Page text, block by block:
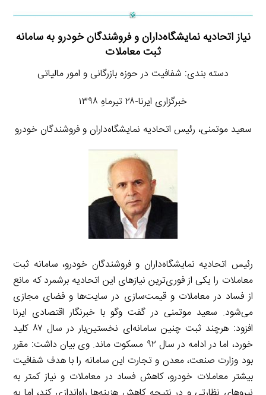
نیاز اتحادیه نمایشگاه‌داران و فروشندگان خودرو به سامانه
ثبت معاملات
دسته بندی: شفافیت در حوزه بازرگانی و امور مالیاتی
خبرگزاری ایرنا-۲۸ تیرماهِ ۱۳۹۸
سعید موتمنی، رئیس اتحادیه نمایشگاه‌داران و فروشندگان خودرو
رئیس اتحادیه نمایشگاه‌داران و فروشندگان خودرو، سامانه ثبت
معاملات را یکی از فوری‌ترین نیازهای این اتحادیه برشمرد که مانع
از فساد در معاملات و قیمت‌سازی در سایت‌ها و فضای مجازی
می‌شود. سعید موتمنی در گفت وگو با خبرنگار اقتصادی ایرنا
افزود: هرچند ثبت چنین سامانه‌ای نخستین‌بار در سال ۸۷ کلید
خورد، اما در ادامه در سال ۹۲ مسکوت ماند. وی بیان داشت: مقرر
بود وزارت صنعت، معدن و تجارت این سامانه را با هدف شفافیت
بیشتر معاملات خودرو، کاهش فساد در معاملات و نیاز کمتر به